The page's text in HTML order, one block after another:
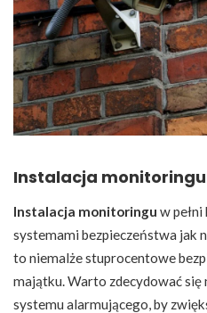
Instalacja monitoringu
Instalacja monitoringu w
systemami bezpieczeństwa jak
to niemalże stuprocentowe
majątku. Warto zdecydować się
systemu alarmującego, by